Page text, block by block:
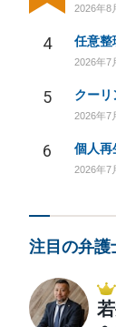
2026年8
4
2026年7
5 クー
2026年7
6 個人再
2026年7
注目の弁護